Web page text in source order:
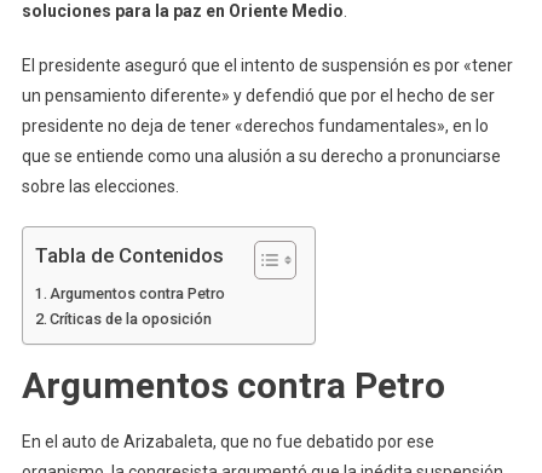
soluciones para la paz en Oriente Medio.
El presidente aseguró que el intento de suspensión es por «tener
un pensamiento diferente» y defendió que por el hecho de ser
presidente no deja de tener «derechos fundamentales», en lo
que se entiende como una alusión a su derecho a pronunciarse
sobre las elecciones.
Tabla de Contenidos
Argumentos contra Petro
Críticas de la oposición
Argumentos contra Petro
En el auto de Arizabaleta, que no fue debatido por ese